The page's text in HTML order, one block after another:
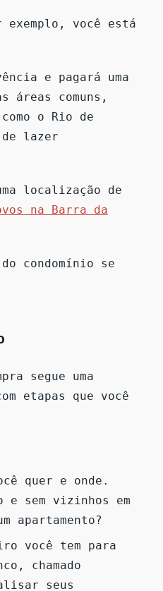
exemplo, você está
e pagará uma
áreas comuns,
o Rio de
lazer
localização de
na Barra da
condomínio se
segue uma
etapas que você
quer e onde.
e sem vizinhos em
apartamento?
você tem para
chamado
seus